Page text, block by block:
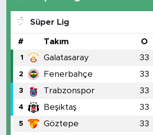
Süper Lig
# Takım O
1 Galatasaray 33
2 Fenerbahçe 33
3 Trabzonspor 33
4 Beşiktaş 33
5 Göztepe 33